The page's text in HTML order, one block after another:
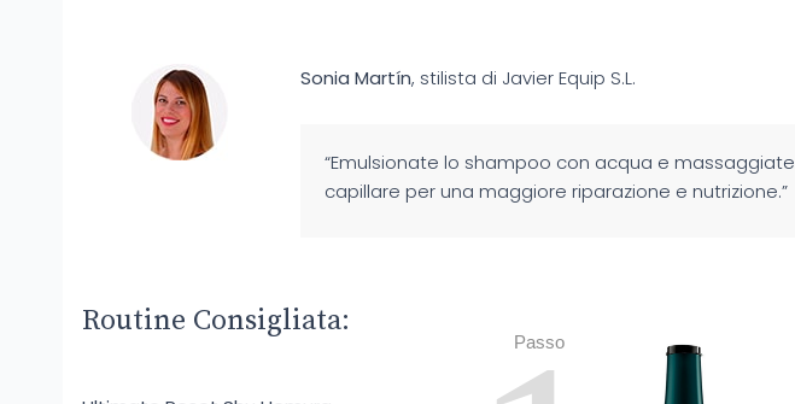
Sonia Martín, stilista di Javier Equip S.L.
“Emulsionate lo shampoo con acqua e
capillare per una maggiore riparazione e nutrizione.”
Routine Consigliata:
Passo